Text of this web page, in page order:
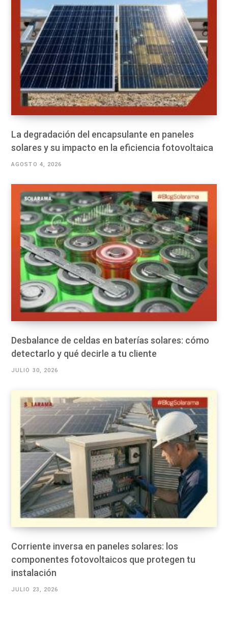
La degradación del encapsulante en paneles
solares y su impacto en la eficiencia fotovoltaica
AGOSTO 4, 2026
Desbalance de celdas en baterías solares: cómo
detectarlo y qué decirle a tu cliente
JULIO 30, 2026
Corriente inversa en paneles solares: los
componentes fotovoltaicos que protegen tu
instalación
JULIO 23, 2026